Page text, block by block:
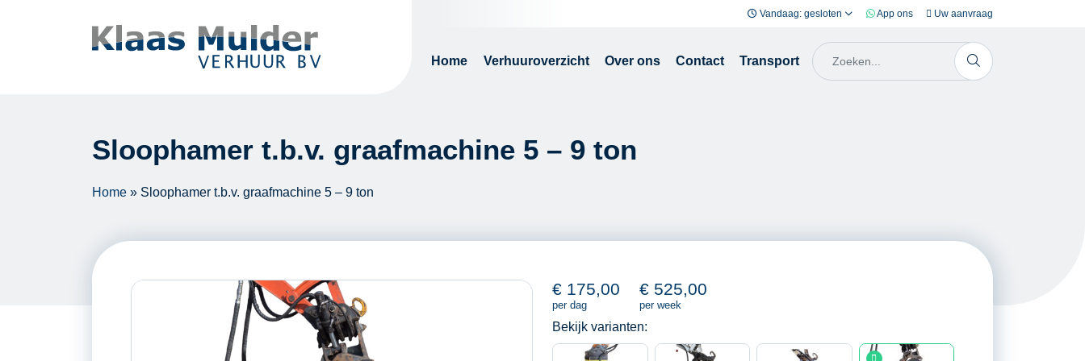
Vandaag: gesloten App ons Uw aanvraag
Home Verhuuroverzicht Over ons Contact Transport
Sloophamer t.b.v. graafmachine 5 – 9 ton
Home » Sloophamer t.b.v. graafmachine 5 – 9 ton
€ 175,00
per dag
€ 525,00
per week
Bekijk varianten: